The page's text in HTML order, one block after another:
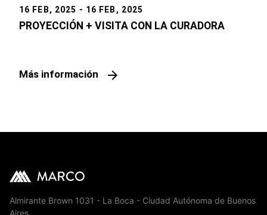
16 FEB, 2025 - 16 FEB, 2025
PROYECCIÓN + VISITA CON LA CURADORA
Más información arrow_forward
Almirante Brown 1031 - La Boca - Ciudad Autónoma de Buenos
Aires